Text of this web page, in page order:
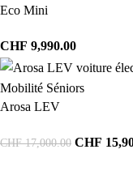
Eco Mini
CHF 9,990.00
Mobilité Séniors
Arosa LEV
CHF17,000.00 CHF